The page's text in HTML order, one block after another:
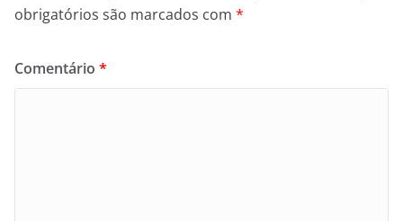
obrigatórios são marcados com *
Comentário *